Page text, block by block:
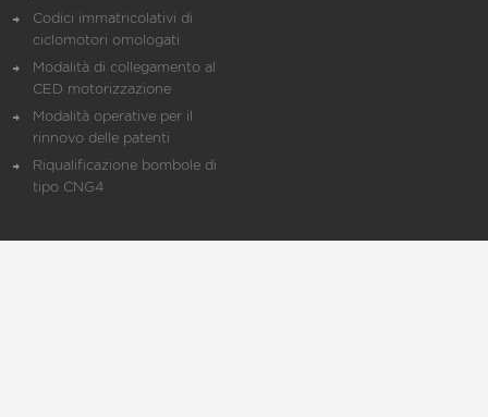
Codici immatricolativi di
ciclomotori omologati
Modalità di collegamento al
CED motorizzazione
Modalità operative per il
rinnovo delle patenti
Riqualificazione bombole di
tipo CNG4